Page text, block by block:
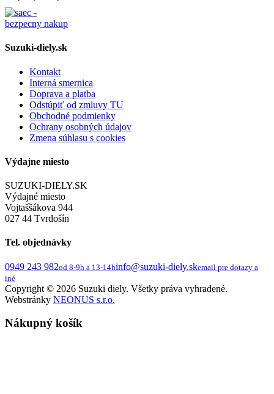
Suzuki-diely.sk
Kontakt
Interná smernica
Doprava a platba
Odstúpiť od zmluvy TU
Obchodné podmienky
Ochrany osobných údajov
Zmena súhlasu s cookies
Výdajne miesto
SUZUKI-DIELY.SK
Výdajné miesto
Vojtaššákova 944
027 44 Tvrdošín
Tel. objednávky
0949 243 982od 8-9h a 13-14hinfo@suzuki-diely.skemail pre dotazy a
iné
Copyright © 2026 Suzuki diely. Všetky práva vyhradené.
Webstránky NEONUS s.r.o.
Nákupný košík